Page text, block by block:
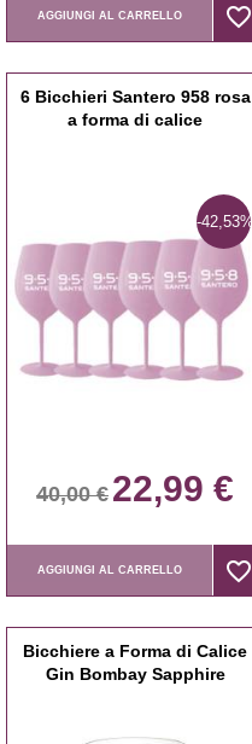
AGGIUNGI AL CARRELLO favorite_border
favorite_border
6 Bicchieri Santero 958 rosa
a forma di calice
-42,53%
40,00 € 22,99 €
AGGIUNGI AL CARRELLO favorite_border
favorite_border
Bicchiere a Forma di Calice
Gin Bombay Sapphire